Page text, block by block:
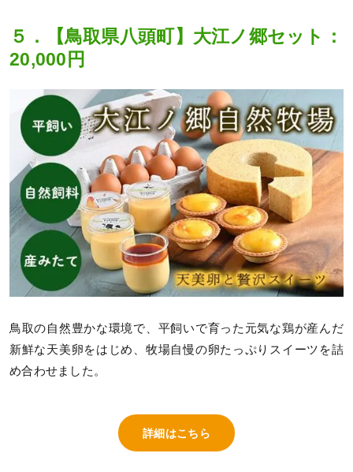
５．【鳥取県八頭町】大江ノ郷セット：
20,000円
鳥取の自然豊かな環境で、平飼いで育った元気な鶏が産んだ
新鮮な天美卵をはじめ、牧場自慢の卵たっぷりスイーツを詰
め合わせました。
詳細はこちら